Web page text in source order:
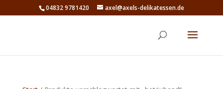
04832 9781420 axel@axels-delikatessen.de